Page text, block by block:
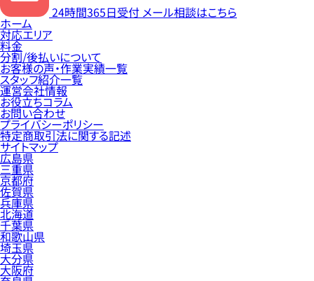
24時間365日受付 メール相談はこちら
ホーム
対応エリア
料金
分割/後払いについて
お客様の声・作業実績一覧
スタッフ紹介一覧
運営会社情報
お役立ちコラム
お問い合わせ
プライバシーポリシー
特定商取引法に関する記述
サイトマップ
広島県
三重県
京都府
佐賀県
兵庫県
北海道
千葉県
和歌山県
埼玉県
大分県
大阪府